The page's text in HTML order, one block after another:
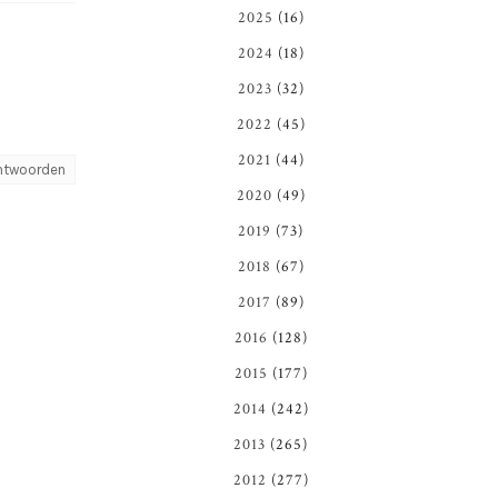
2025 (16)
2024 (18)
2023 (32)
2022 (45)
2021 (44)
2020 (49)
2019 (73)
2018 (67)
2017 (89)
2016 (128)
2015 (177)
2014 (242)
2013 (265)
2012 (277)